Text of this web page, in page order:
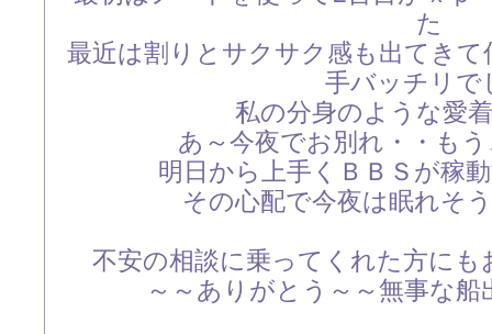
た
最近は割りとサクサク感も出てき
手バッチリで
私の分身のような愛
あ～今夜でお別れ・・も
明日から上手くＢＢＳが稼
その心配で今夜は眠れそ
不安の相談に乗ってくれた方に
～～ありがとう～～無事な